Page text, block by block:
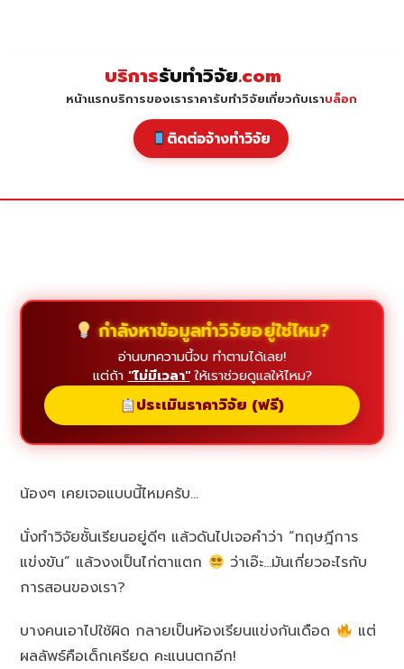
บริการรับทำวิจัย.com
หน้าแรกบริการของเราราคารับทำวิจัยเกี่ยวกับเราบล็อก
ติดต่อจ้างทำวิจัย
กำลังหาข้อมูลทำวิจัยอยู่ใช่ไหม?
อ่านบทความนี้จบ ทำตามได้เลย!
แต่ถ้า "ไม่มีเวลา"ให้เราช่วยดูแลให้ไหม?
ประเมินราคาวิจัย (ฟรี)
น้องๆ เคยเจอแบบนี้ไหมครับ…
นั่งทำวิจัยชั้นเรียนอยู่ดีๆ แล้วดันไปเจอคำว่า “ทฤษฎีการ
แข่งขัน” แล้วงงเป็นไก่ตาแตก
ว่าเอ๊ะ…มันเกี่ยวอะไรกับ
การสอนของเรา?
บางคนเอาไปใช้ผิด กลายเป็นห้องเรียนแข่งกันเดือด
แต่
ผลลัพธ์คือเด็กเครียด คะแนนตกอีก!